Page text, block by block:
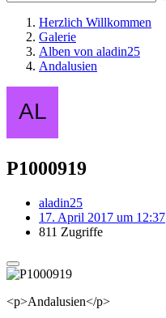
Herzlich Willkommen
Galerie
Alben von aladin25
Andalusien
P1000919
aladin25
17. April 2017 um 12:37
811 Zugriffe
<p>Andalusien</p>